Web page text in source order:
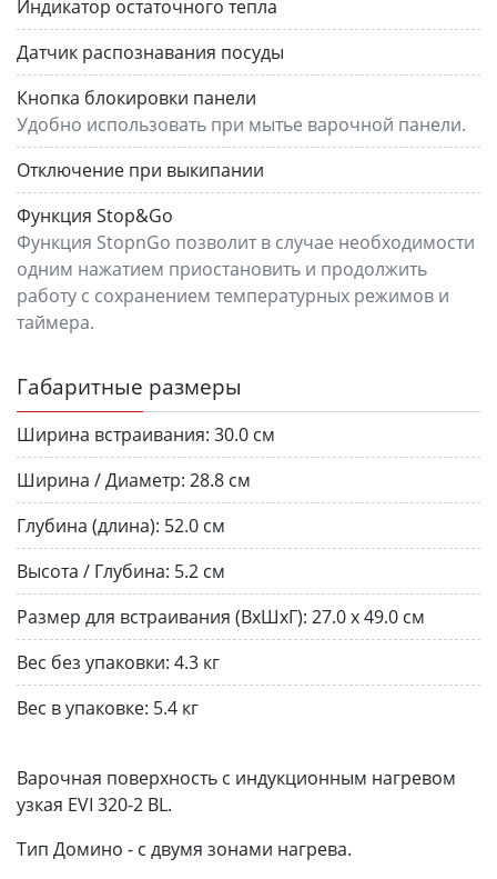
Индикатор остаточного тепла
Датчик распознавания посуды
Кнопка блокировки панели
Удобно использовать при мытье варочной панели.
Отключение при выкипании
Функция Stop&Go
Функция StopnGo позволит в случае необходимости
одним нажатием приостановить и продолжить
работу с сохранением температурных режимов и
таймера.
Габаритные размеры
Ширина встраивания: 30.0 см
Ширина / Диаметр: 28.8 см
Глубина (длина): 52.0 см
Высота / Глубина: 5.2 см
Размер для встраивания (ВхШхГ): 27.0 х 49.0 см
Вес без упаковки: 4.3 кг
Вес в упаковке: 5.4 кг
Варочная поверхность с индукционным нагревом
узкая EVI 320-2 BL.
Тип Домино - с двумя зонами нагрева.